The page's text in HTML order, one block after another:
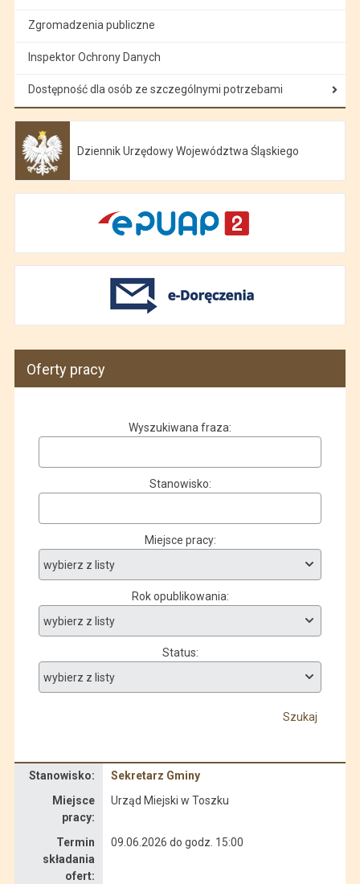
Zgromadzenia publiczne
Inspektor Ochrony Danych
Dostępność dla osób ze szczególnymi potrzebami
Dziennik Urzędowy Województwa Śląskiego
Oferty pracy
Wyszukiwana fraza
Stanowisko
Miejsce pracy
Rok opublikowania
Status
Szukaj
Stanowisko:
Sekretarz Gminy
Miejsce
pracy:
Urząd Miejski w Toszku
Termin
składania
ofert:
09.06.2026 do godz. 15:00